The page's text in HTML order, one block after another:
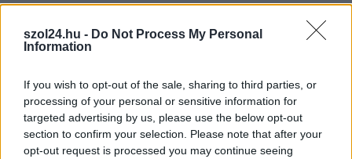
szol24.hu - Do Not Process My Personal
Information
If you wish to opt-out of the sale, sharing to third parties, or
processing of your personal or sensitive information for
targeted advertising by us, please use the below opt-out
section to confirm your selection. Please note that after your
opt-out request is processed you may continue seeing
kupolájának aranykeresztjéből egy olyan időkapszulát,
amelyet még 1845 augusztusában helyeztek ott el. A száz
méter magasból lehozott rézhenger felnyitása nem volt
következtében a védőburok kilyukadt és deformálódott, de
végül sikerült megmenteni a korabeli…
TOVÁBB OLVASOM